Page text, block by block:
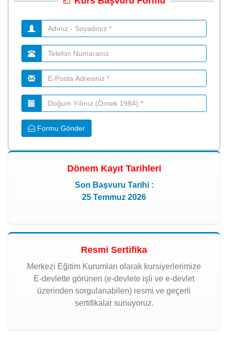
Formu Gönder
Dönem Kayıt Tarihleri
Son Başvuru Tarihi :
25 Temmuz 2026
Resmi Sertifika
Merkezi Eğitim Kurumları olarak kursiyerlerimize
E-devlette görünen (e-devlete işli ve e-devlet
üzerinden sorgulanabilen) resmi ve geçerli
sertifikalar sunuyoruz.